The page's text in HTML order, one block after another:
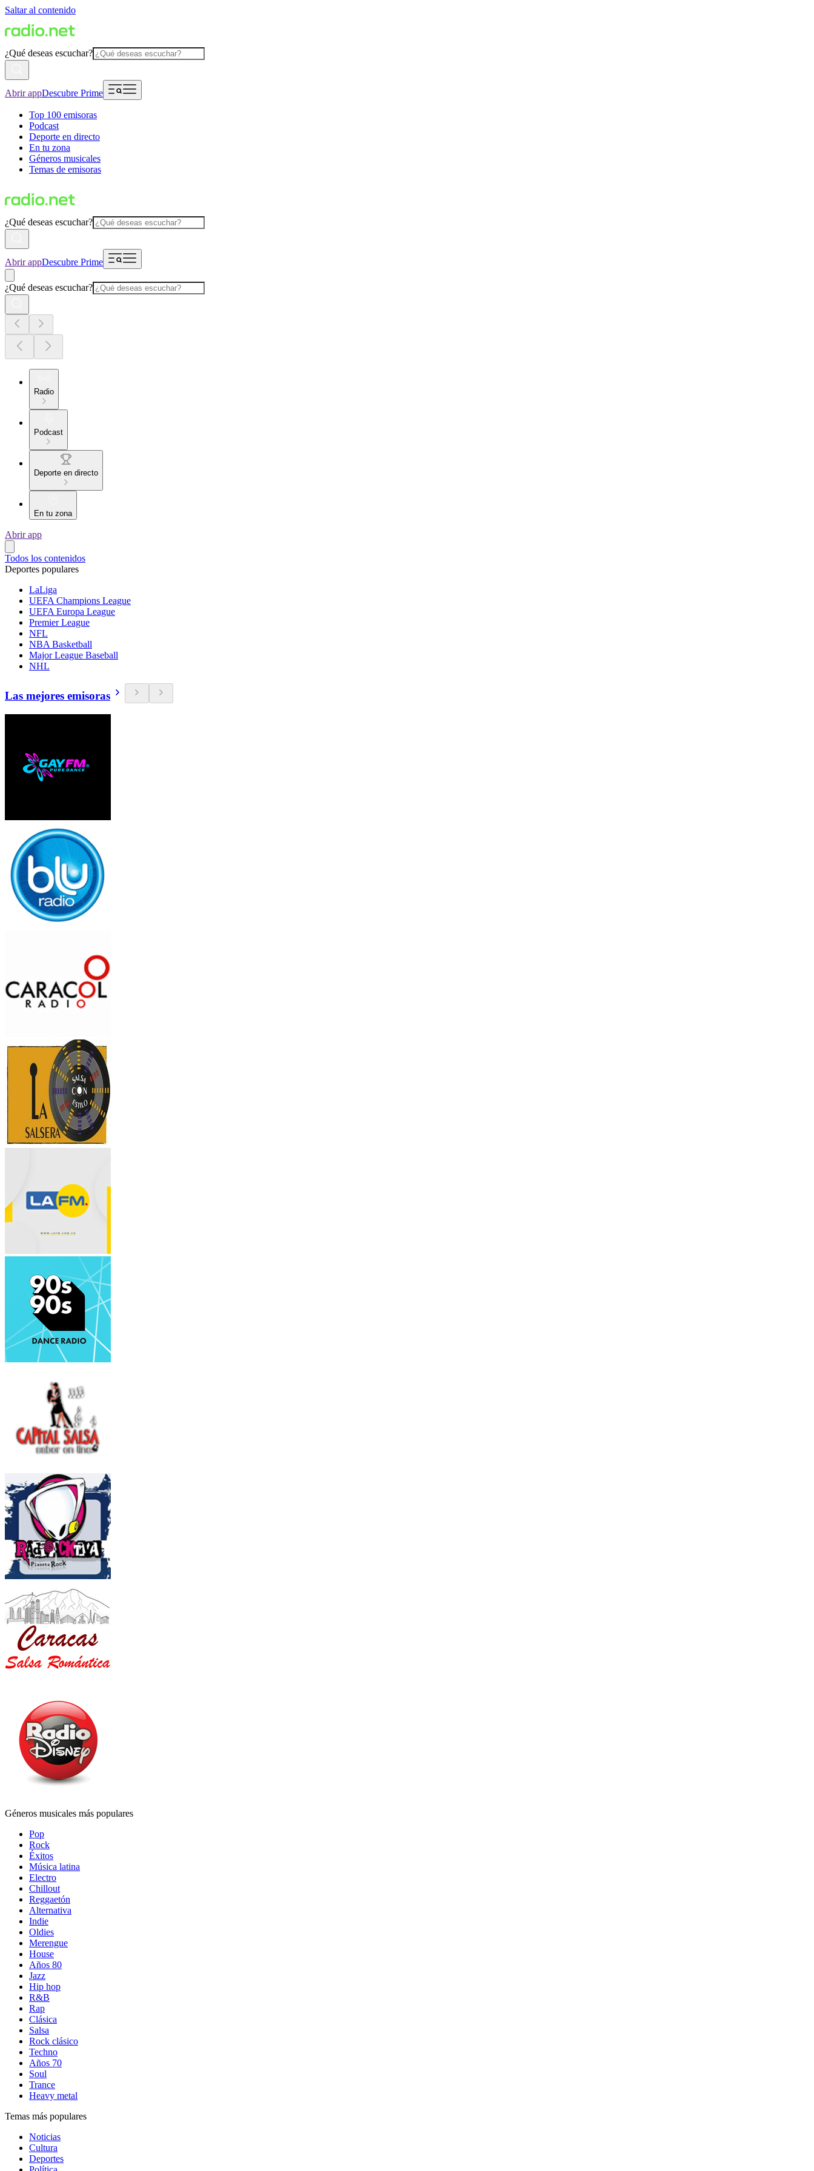
Saltar al contenido
¿Qué deseas escuchar?
Abrir appDescubre Prime
Top 100 emisoras
Podcast
Deporte en directo
En tu zona
Géneros musicales
Temas de emisoras
¿Qué deseas escuchar?
Abrir appDescubre Prime
¿Qué deseas escuchar?
Radio
Podcast
Deporte en directo
En tu zona
Abrir app
Todos los contenidos
Deportes populares
LaLiga
UEFA Champions League
UEFA Europa League
Premier League
NFL
NBA Basketball
Major League Baseball
NHL
Las mejores emisoras
Géneros musicales más populares
Pop
Rock
Éxitos
Música latina
Electro
Chillout
Reggaetón
Alternativa
Indie
Oldies
Merengue
House
Años 80
Jazz
Hip hop
R&B
Rap
Clásica
Salsa
Rock clásico
Techno
Años 70
Soul
Trance
Heavy metal
Temas más populares
Noticias
Cultura
Deportes